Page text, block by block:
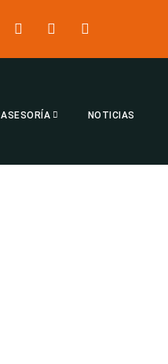
ASESORÍA NOTICIAS